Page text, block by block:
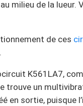
milieu de la
de ces
K561LA7,
trouve un
en sortie, puisque